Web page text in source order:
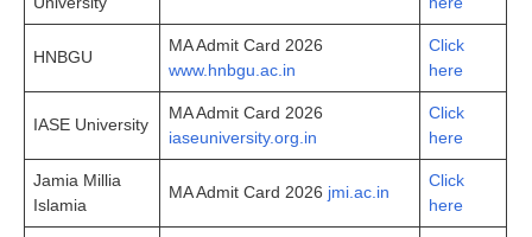
HNBGU
MA Admit Card 2026
www.hnbgu.ac.in
Click
here
IASE University
MA Admit Card 2026
iaseuniversity.org.in
Click
here
Jamia Millia
Islamia
MA Admit Card 2026 jmi.ac.in
Click
here